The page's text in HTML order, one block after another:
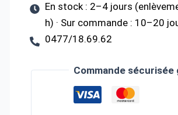
En stock : 2–4 jours
h) · Sur commande : 10–20
0477/18.69.62
Commande sécurisée